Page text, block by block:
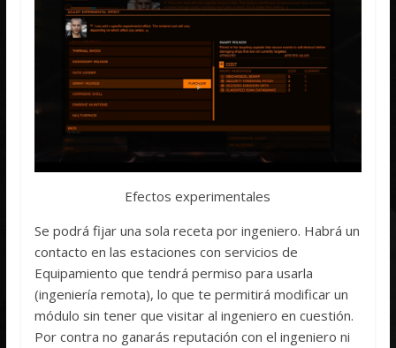
Efectos experimentales
Se podrá fijar una sola receta por ingeniero. Habrá un
contacto en las estaciones con servicios de
Equipamiento que tendrá permiso para usarla
(ingeniería remota), lo que te permitirá modificar un
módulo sin tener que visitar al ingeniero en cuestión.
Por contra no ganarás reputación con el ingeniero ni